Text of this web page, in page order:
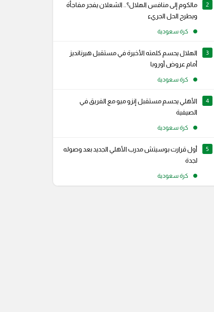
سناب شات
2
مالكوم إلى منافس الهلال؟.. الشعلان يفجر مفاجأة
ويطرح الحل الجريء
كرة سعودية
3
الهلال يحسم كلمته الأخيرة في مستقبل هيرنانديز
أمام عروض أوروبا
كرة سعودية
4
الأهلي يحسم مستقبل إنزو ميو مع الفريق في
الصيفية
كرة سعودية
5
أول قرارت بوسيتش مدرب الأهلي الجديد بعد وصوله
لجدة
كرة سعودية